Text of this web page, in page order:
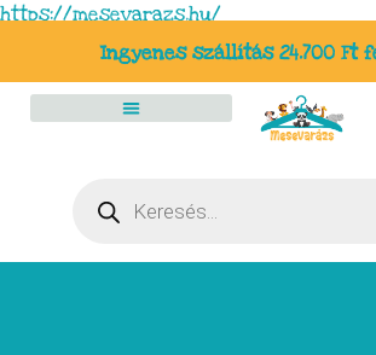
https://mesevarazs.hu/
Ingyenes szállítás 24.700 Ft